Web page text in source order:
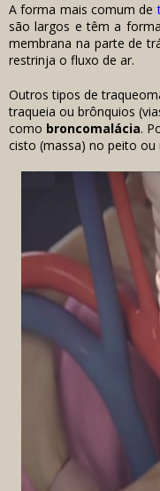
A forma mais comum de
são largos e têm a
membrana na parte de
restrinja o fluxo de ar.
Outros tipos de
traqueia ou brônquios
como broncomalácia.
cisto (massa) no peito ou